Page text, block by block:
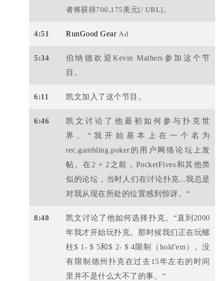
者将获得700,175美元[/ URL]。
4:51 RunGood GearAd
5:34
伯纳德欢迎Kevin Mathers参加这个节
目。
6:11 凯文加入了这个节目。
6:46
凯文讨论了他最初如何参与扑克世
界。“我开始基本上在一个名为
rec.gambling.poker的用户网络论坛上发
帖。在2 + 2之前，PocketFives和其他类
似的论坛，当时人们在讨论扑克...我总是
对我从现在所处的位置感到惊讶。“
8:48
凯文讨论了他如何选择扑克。“直到2000
年我才开始玩扑克。那时候我们正在玩螺
柱$ 1- $ 5和$ 2- $ 4限制（hold'em）。没
有限制德州扑克在过去15年左右的时间
里并不是什么大不了的事。“